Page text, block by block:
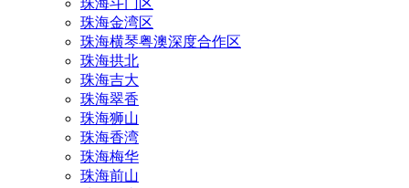
珠海斗门区
珠海金湾区
珠海横琴粤澳深度合作区
珠海拱北
珠海吉大
珠海翠香
珠海狮山
珠海香湾
珠海梅华
珠海前山